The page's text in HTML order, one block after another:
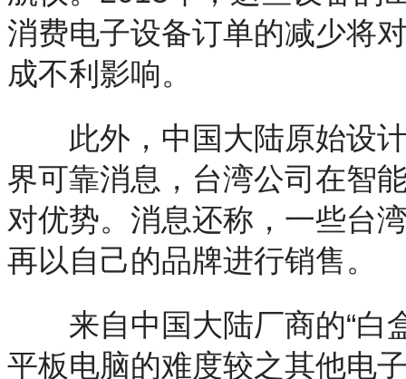
消费电子设备订单的减少将
成不利影响。
此外，中国大陆原始设
界可靠消息，台湾公司在智
对优势。消息还称，一些台
再以自己的品牌进行销售。
来自中国大陆厂商的“白
平板电脑的难度较之其他电